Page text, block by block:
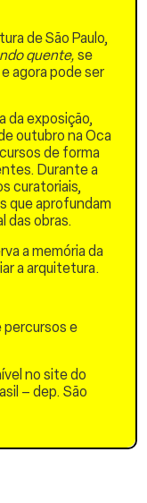
de São Paulo,
quente, se
agora pode ser
da exposição,
outubro na Oca
de forma
Durante a
curatoriais,
que aprofundam
das obras.
a memória da
a arquitetura.
percursos e
no site do
– dep. São